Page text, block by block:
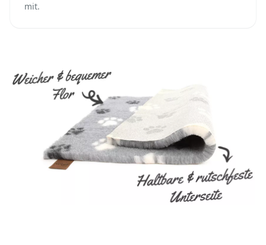
mit.